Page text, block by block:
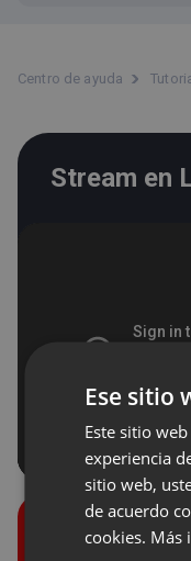
Centro de ayuda
Stream en
Ese sitio
Este sitio
experiencia
sitio web,
de acuerdo
cookies. Más